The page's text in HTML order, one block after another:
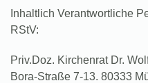
Inhaltlich Verantwortliche
RStV:
Priv.Doz. Kirchenrat Dr.
Bora-Straße 7-13. 80333